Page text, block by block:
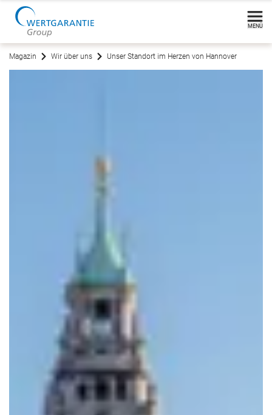
MENÜ
Magazin Wir über uns Unser Standort im Herzen von Hannover